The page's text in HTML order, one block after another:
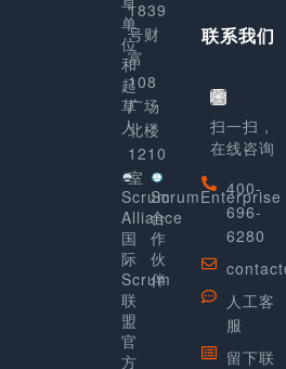
1839
号财
富
108
广场
北楼
1210
室
单
位
和
起
草
人
Scrum
Alliance
国
际
Scrum
联
盟
官
方
ScrumEnterprise
合
作
伙
伴
联系我们
扫一扫，
在线咨询
400-
696-
6280
人工客
服
留下联